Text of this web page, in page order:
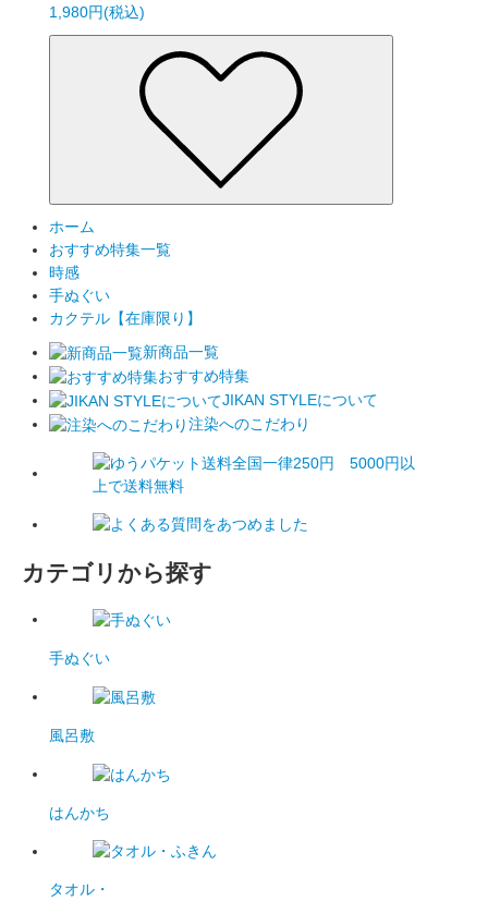
1,980円(税込)
ホーム
おすすめ特集一覧
時感
手ぬぐい
カクテル【在庫限り】
新商品一覧
おすすめ特集
JIKAN STYLEについて
注染へのこだわり
カテゴリから探す
手ぬぐい
風呂敷
はんかち
タオル・